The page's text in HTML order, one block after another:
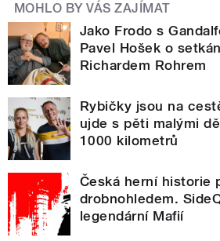
MOHLO BY VÁS ZAJÍMAT
Jako Frodo s
Pavel Hošek o
Richardem Rohrem
Rybičky jsou na
ujde s pěti malými
1000 kilometrů
Česká herní historie
drobnohledem.
legendární Mafií